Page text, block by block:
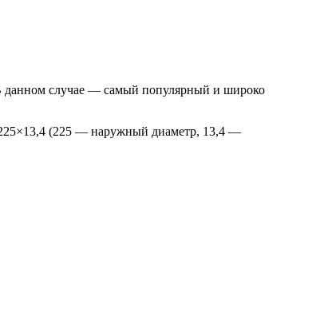
данном случае — самый популярный и широко
225×13,4 (225 — наружный диаметр, 13,4 —